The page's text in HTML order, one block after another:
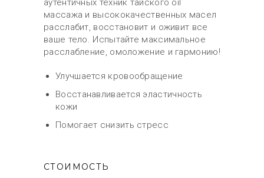
аутентичных техник тайского oil
массажа и высококачественных масел
расслабит, восстановит и оживит все
ваше тело. Испытайте максимальное
расслабление, омоложение и гармонию!
Улучшается кровообращение
Восстанавливается эластичность
кожи
Помогает снизить стресс
СТОИМОСТЬ